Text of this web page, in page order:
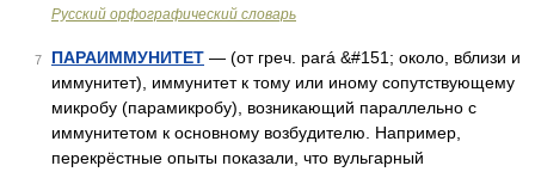
Русский орфографический словарь
7 ПАРАИММУНИТЕТ — (от греч. pará &#151; около, вблизи и
иммунитет), иммунитет к тому или иному сопутствующему
микробу (парамикробу), возникающий параллельно с
иммунитетом к основному возбудителю. Например,
перекрёстные опыты показали, что вульгарный